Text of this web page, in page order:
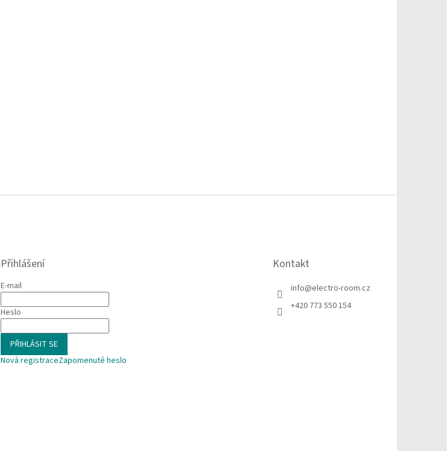
Přihlášení
E-mail
Heslo
PŘIHLÁSIT SE
Nová registraceZapomenuté heslo
Kontakt
info@electro-room.cz
+420 773 550 154